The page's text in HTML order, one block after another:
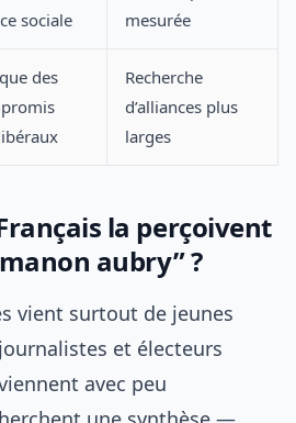
sociale
mesurée
des
Recherche
d’alliances plus
larges
la perçoivent
aubry” ?
vient surtout de jeunes
et électeurs
avec peu